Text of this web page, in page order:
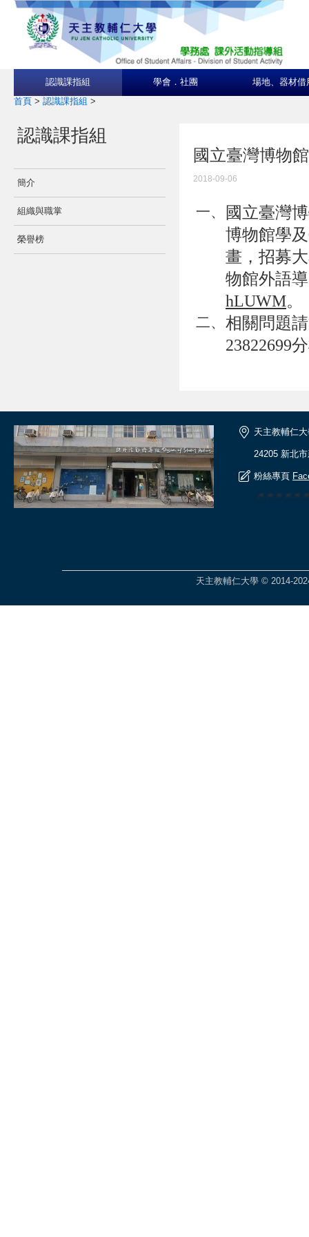
認識課指組 學會．社團 場地、器材借
首頁 > 認識課指組 >
認識課指組
簡介
組織與職掌
榮譽榜
國立臺灣博物
2018-09-06
一、
國立臺灣
博物館學
畫，招募
物館外語
hLUWM。
二、 相關問題
23822699
天主教輔仁
24205 新北
粉絲專頁
天主教輔仁大學 © 2014-